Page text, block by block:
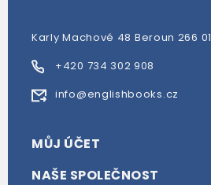
Karly Machové 48 Beroun 266 01
+420 734 302 908
info@englishbooks.cz
MŮJ ÚČET
NAŠE SPOLEČNOST